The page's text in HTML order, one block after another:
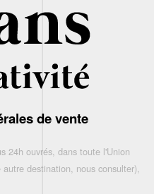
de vente
24h ouvrés, dans toute l'Union
destination, nous consulter),